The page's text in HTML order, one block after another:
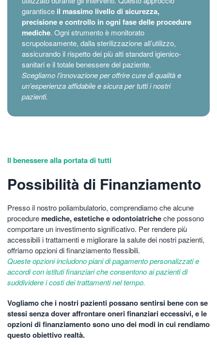
garantisce il massimo livello di sicurezza,
precisione e controllo in ogni fase delle procedure
mediche. Ogni strumento è monitorato
scrupolosamente, dalla sterilizzazione all’utilizzo,
assicurando il rispetto dei più alti standard igienico-
sanitari e il totale benessere del paziente.
Scegliamo l’innovazione per offrire cure di qualità e
un’esperienza affidabile e sicura per tutti i nostri
pazienti.
Il benessere alla portata di tutti
Possibilità di Finanziamento
Presso il nostro poliambulatorio, comprendiamo che alcune
proceduremediche, estetiche e odontoiatricheche possono
comportare un investimento significativo. Per rendere più
accessibili i trattamenti e migliorare la salute dei nostri pazienti,
offriamo opzioni di finanziamento flessibili.
Queste opzioni includono piani di pagamento personalizzati e
accordi con istituti finanziari che consentono ai pazienti di
suddividere i costi dei trattamenti nel tempo.
Vogliamo che i nostri pazienti possano sentirsi bene con se
stessi senza dover affrontare oneri finanziari eccessivi, e le
opzioni di finanziamento sono uno dei modi in cui rendiamo
questo obiettivo realtà.